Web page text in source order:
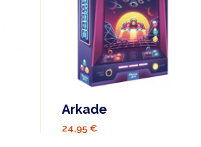
Arkade
24,95 €